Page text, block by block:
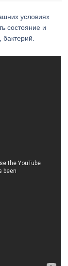
условиях
состояние и